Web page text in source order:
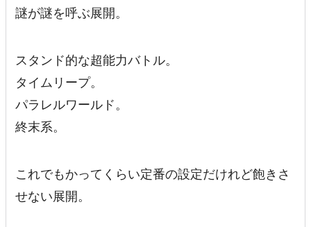
謎が謎を呼ぶ展開。
スタンド的な超能力バトル。
タイムリープ。
パラレルワールド。
終末系。
これでもかってくらい定番の設定だけれど飽きさ
せない展開。